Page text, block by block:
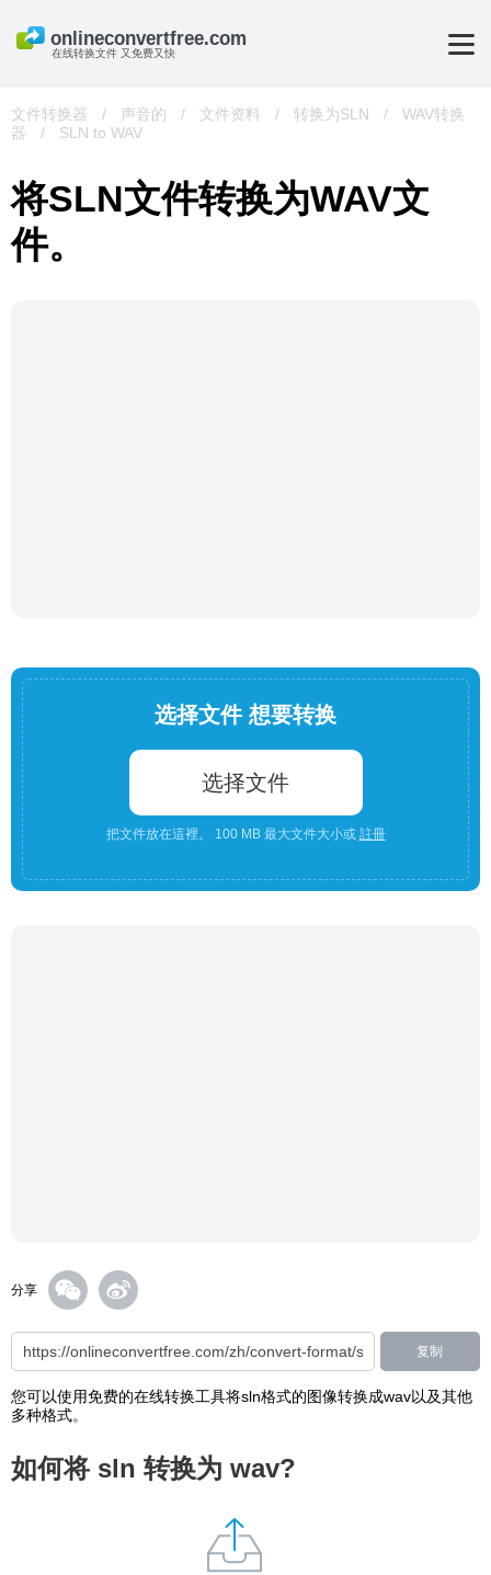
在线转换文件 又免费又快
文件转换器 / 声音的 / 文件资料 / 转换为SLN /
WAV转换
器
/ SLN to WAV
将SLN文件转换为WAV文
件。
选择文件 想要转换
选择文件
把文件放在這裡。 100 MB 最大文件大小或 註冊
分享
复制
您可以使用免费的在线转换工具将sln格式的图像转换成wav以及其他
多种格式。
如何将 sln 转换为 wav?